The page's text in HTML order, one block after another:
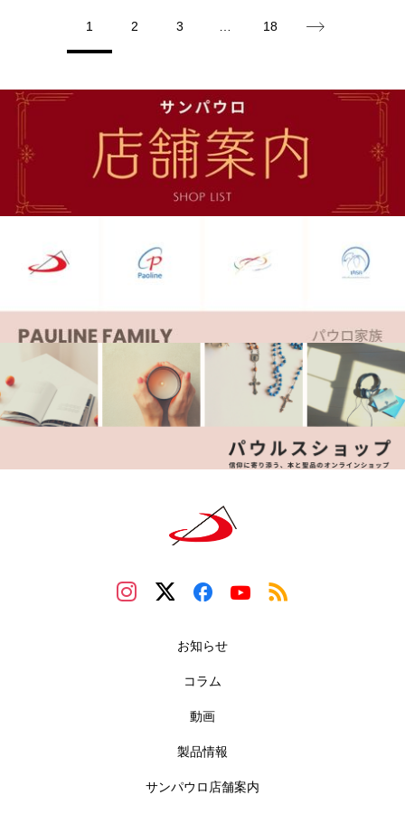
1 2 3 18
お知らせ
コラム
動画
製品情報
サンパウロ店舗案内